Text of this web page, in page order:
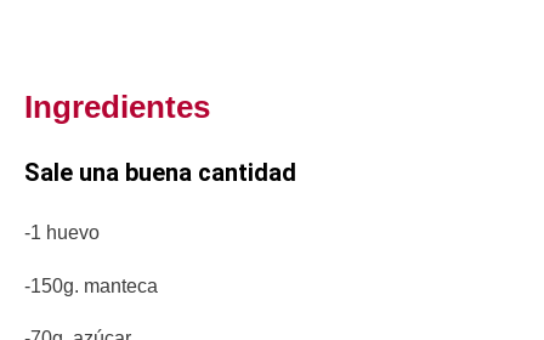
Ingredientes
Sale una buena cantidad
-1 huevo
-150g. manteca